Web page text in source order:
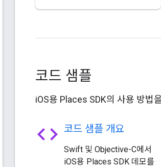
코드 샘플
iOS용 Places SDK의 사용 방법
code 코드 샘플 개요
Swift 및 Objective-C에서
iOS용 Places SDK 데모를